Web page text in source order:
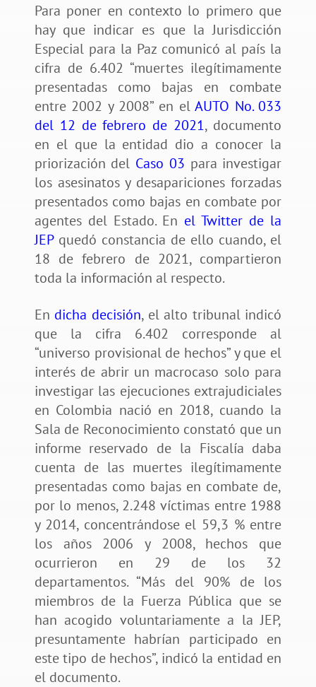
Para poner en contexto lo primero que
hay que indicar es que la Jurisdicción
Especial para la Paz comunicó al país la
cifra de 6.402 “muertes ilegítimamente
presentadas como bajas en combate
entre 2002 y 2008” en elAUTO No. 033
del 12 de febrero de 2021, documento
en el que la entidad dio a conocer la
priorización del Caso 03 para investigar
los asesinatos y desapariciones forzadas
presentados como bajas en combate por
agentes del Estado. En el Twitter de la
JEPquedó constancia de ello cuando, el
18 de febrero de 2021, compartieron
toda la información al respecto.
En dicha decisión, el alto tribunal indicó
que la cifra 6.402 corresponde al
“universo provisional de hechos” y que el
interés de abrir un macrocaso solo para
investigar las ejecuciones extrajudiciales
en Colombia nació en 2018, cuando la
Sala de Reconocimiento constató que un
informe reservado de la Fiscalía daba
cuenta de las muertes ilegítimamente
presentadas como bajas en combate de,
por lo menos, 2.248 víctimas entre 1988
y 2014, concentrándose el 59,3 % entre
los años 2006 y 2008, hechos que
ocurrieron en 29 de los 32
departamentos. “Más del 90% de los
miembros de la Fuerza Pública que se
han acogido voluntariamente a la JEP,
presuntamente habrían participado en
este tipo de hechos”, indicó la entidad en
el documento.